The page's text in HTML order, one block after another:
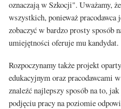
oznaczają w Szkocji". Uważamy,
wszystkich, ponieważ pracodawca
zobaczyć w bardzo prosty sposób
umiejętności oferuje mu kandydat.
Rozpoczynamy także projekt
edukacyjnym oraz pracodawcami
znaleźć najlepszy sposób na to,
podjęciu pracy na poziomie